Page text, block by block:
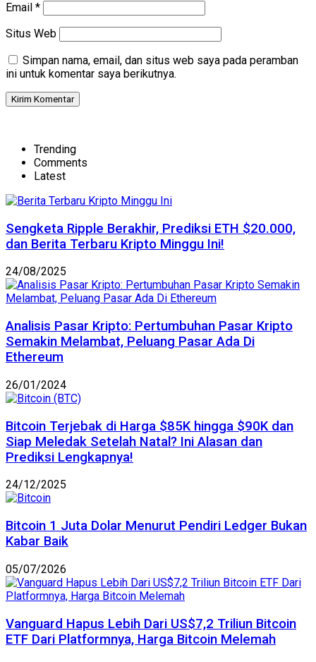
Email *
Situs Web
Simpan nama, email, dan situs web saya pada peramban
ini untuk komentar saya berikutnya.
Trending
Comments
Latest
Sengketa Ripple Berakhir, Prediksi ETH $20.000,
dan Berita Terbaru Kripto Minggu Ini!
24/08/2025
Analisis Pasar Kripto: Pertumbuhan Pasar Kripto
Semakin Melambat, Peluang Pasar Ada Di
Ethereum
26/01/2024
Bitcoin Terjebak di Harga $85K hingga $90K dan
Siap Meledak Setelah Natal? Ini Alasan dan
Prediksi Lengkapnya!
24/12/2025
Bitcoin 1 Juta Dolar Menurut Pendiri Ledger Bukan
Kabar Baik
05/07/2026
Vanguard Hapus Lebih Dari US$7,2 Triliun Bitcoin
ETF Dari Platformnya, Harga Bitcoin Melemah